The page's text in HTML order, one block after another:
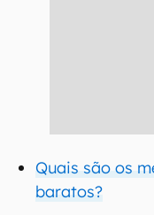
Quais são os
baratos?